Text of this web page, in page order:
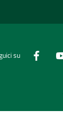
su